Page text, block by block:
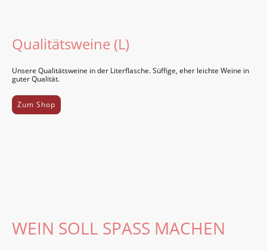
Qualitätsweine (L)
Unsere Quali­täts­weine in der Liter­flasche. Süffige, eher leichte Weine in
guter Quali­tät.
Zum Shop
WEIN SOLL SPASS MACHEN